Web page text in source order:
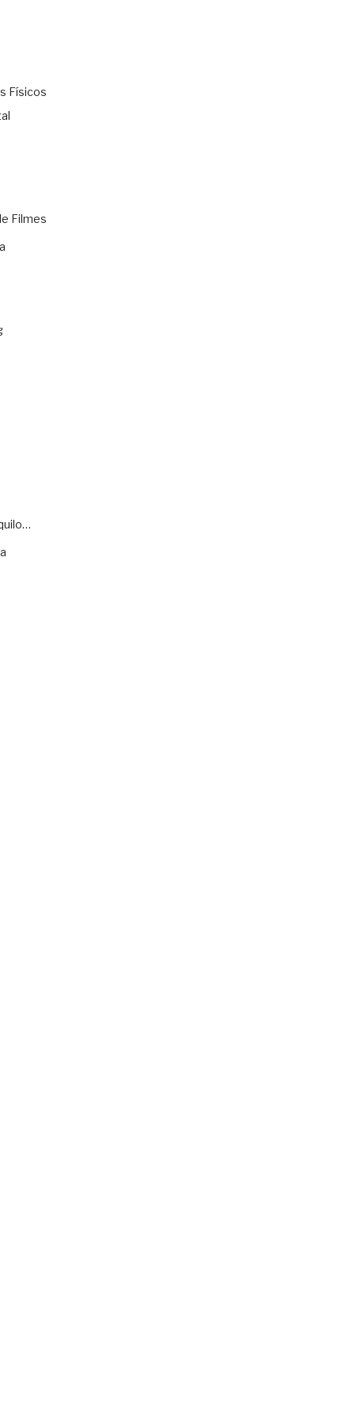
Físicos
Filmes